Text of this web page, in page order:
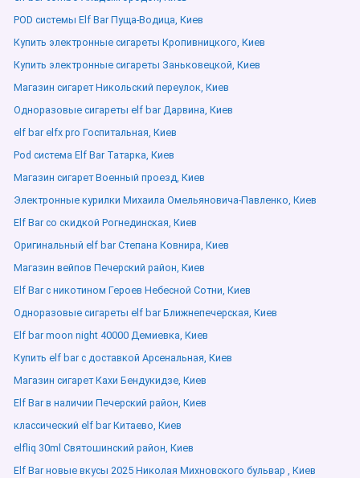
POD системы Elf Bar Пуща-Водица, Киев
Купить электронные сигареты Кропивницкого, Киев
Купить электронные сигареты Заньковецкой, Киев
Магазин сигарет Никольский переулок, Киев
Одноразовые сигареты elf bar Дарвина, Киев
elf bar elfx pro Госпитальная, Киев
Pod система Elf Bar Татарка, Киев
Магазин сигарет Военный проезд, Киев
Электронные курилки Михаила Омельяновича-Павленко, Киев
Elf Bar со скидкой Рогнединская, Киев
Оригинальный elf bar Степана Ковнира, Киев
Магазин вейпов Печерский район, Киев
Elf Bar с никотином Героев Небесной Сотни, Киев
Одноразовые сигареты elf bar Ближнепечерская, Киев
Elf bar moon night 40000 Демиевка, Киев
Купить elf bar с доставкой Арсенальная, Киев
Магазин сигарет Кахи Бендукидзе, Киев
Elf Bar в наличии Печерский район, Киев
классический elf bar Китаево, Киев
elfliq 30ml Святошинский район, Киев
Elf Bar новые вкусы 2025 Николая Михновского бульвар , Киев